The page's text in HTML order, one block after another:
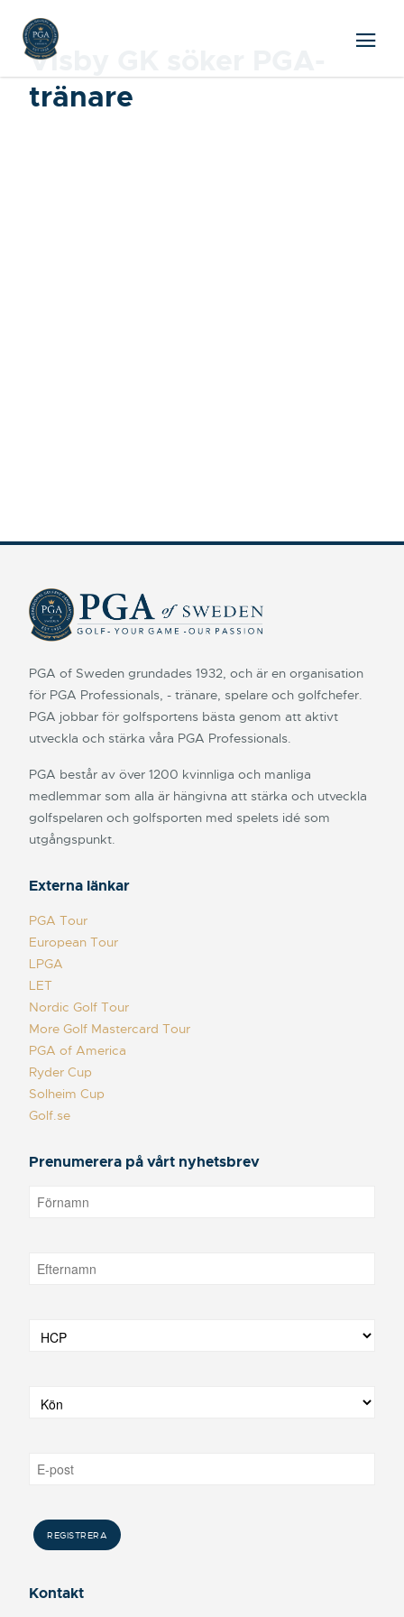
Visby GK söker PGA-
tränare
PGA of Sweden grundades 1932, och är en organisation
för PGA Professionals, - tränare, spelare och golfchefer.
PGA jobbar för golfsportens bästa genom att aktivt
utveckla och stärka våra PGA Professionals.
PGA består av över 1200 kvinnliga och manliga
medlemmar som alla är hängivna att stärka och utveckla
golfspelaren och golfsporten med spelets idé som
utgångspunkt.
Externa länkar
PGA Tour
European Tour
LPGA
LET
Nordic Golf Tour
More Golf Mastercard Tour
PGA of America
Ryder Cup
Solheim Cup
Golf.se
Prenumerera på vårt nyhetsbrev
Kontakt